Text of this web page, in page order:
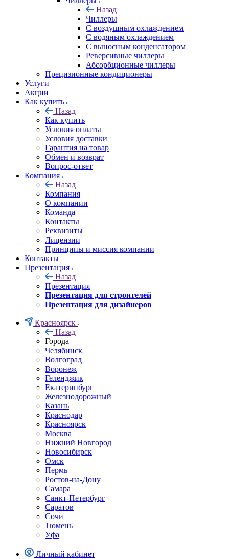
Назад
Чиллеры
С воздушным охлаждением
С водяным охлаждением
С выносным конденсатором
Реверсивные чиллеры
Абсорбционные чиллеры
Прецизионные кондиционеры
Услуги
Акции
Как купить
Назад
Как купить
Условия оплаты
Условия доставки
Гарантия на товар
Обмен и возврат
Вопрос-ответ
Компания
Назад
Компания
О компании
Команда
Контакты
Реквизиты
Лицензии
Принципы и миссия компании
Контакты
Презентация
Назад
Презентация
Презентация для строителей
Презентация для дизайнеров
Красноярск
Назад
Города
Челябинск
Волгоград
Воронеж
Геленджик
Екатеринбург
Железнодорожный
Казань
Краснодар
Красноярск
Москва
Нижний Новгород
Новосибирск
Омск
Пермь
Ростов-на-Дону
Самара
Санкт-Петербург
Саратов
Сочи
Тюмень
Уфа
Личный кабинет